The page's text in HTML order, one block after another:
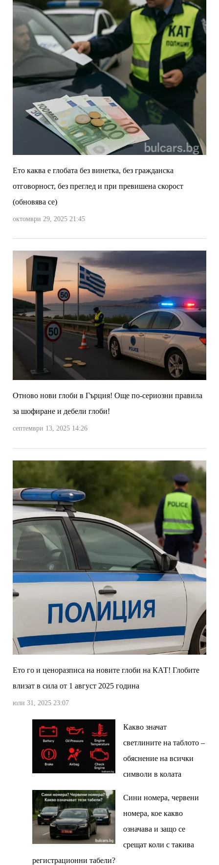
Ето каква е глобата без винетка, без гражданска
отговорност, без преглед и при превишена скорост
(обновява се)
октомври 29, 2025 21:45
Отново нови глоби в Гърция! Още по-сериозни правила
за шофиране и дебели глоби!
септември 13, 2025 14:26
Ето го и ценоразписа на новите глоби на КАТ! Глобите
влизат в сила от 1 август 2025 година
юли 31, 2025 23:07
Какво значат
светлините на таблото –
обяснение на всички
символи в колата
Сини номера, червени
номера, кое какво
означава и защо се
срещат коли с такива
регистрационни табели?